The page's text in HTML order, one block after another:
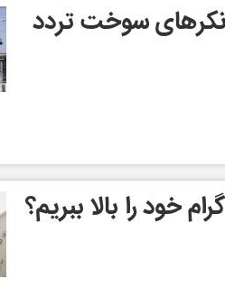
سوخت تردد
خود را بالا ببریم؟